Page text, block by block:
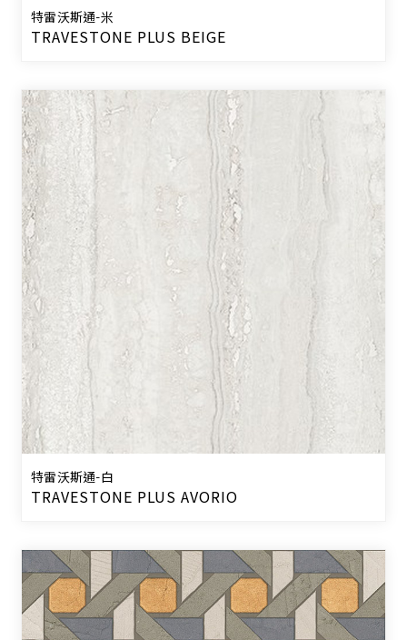
特雷沃斯通-米
TRAVESTONE PLUS BEIGE
特雷沃斯通-白
TRAVESTONE PLUS AVORIO